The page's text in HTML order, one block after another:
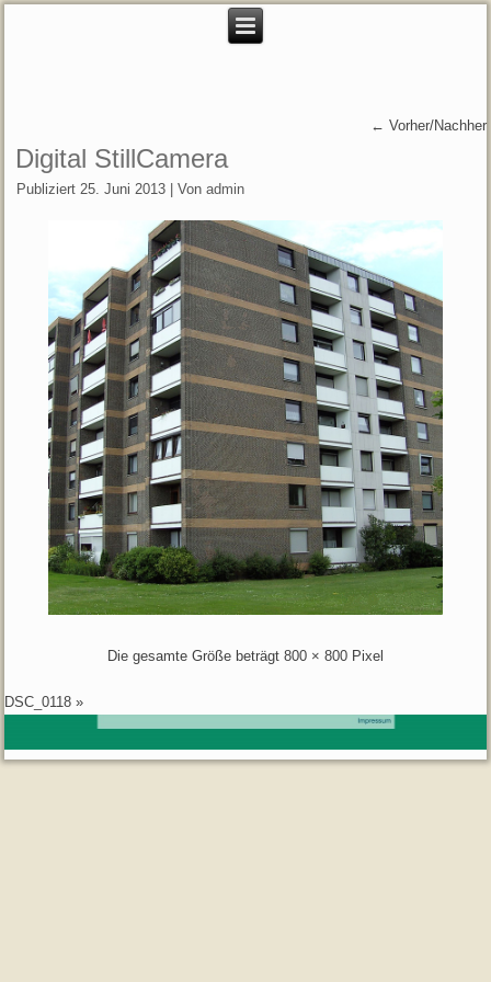
← Vorher/Nachher
Digital StillCamera
Publiziert 25. Juni 2013 |Von admin
Die gesamte Größe beträgt 800 × 800 Pixel
DSC_0118 »